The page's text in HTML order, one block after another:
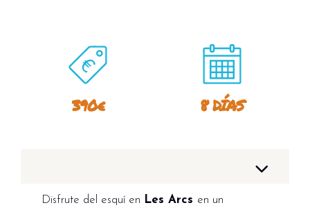
390€ 8 DÍAS
Disfrute del esquí en Les Arcs en un